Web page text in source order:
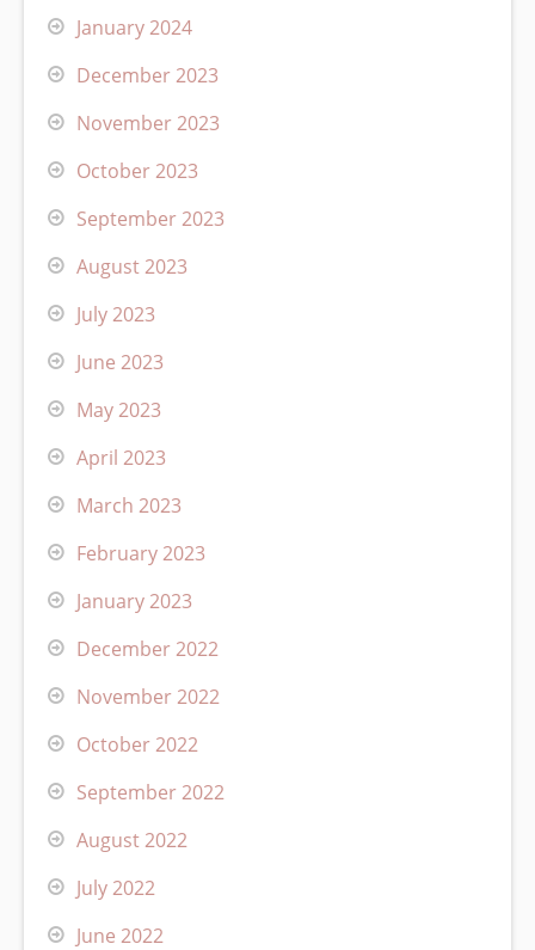
January 2024
December 2023
November 2023
October 2023
September 2023
August 2023
July 2023
June 2023
May 2023
April 2023
March 2023
February 2023
January 2023
December 2022
November 2022
October 2022
September 2022
August 2022
July 2022
June 2022